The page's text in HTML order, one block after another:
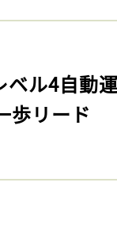
ベル4自動
歩リード